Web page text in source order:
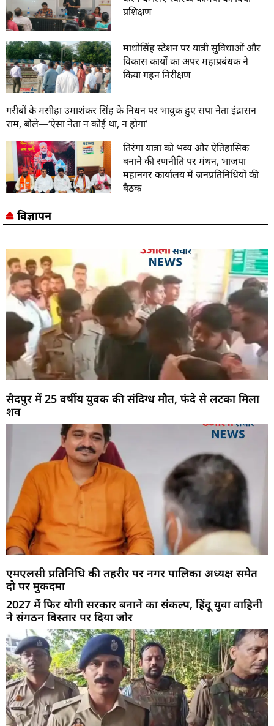
प्रशिक्षण
माधोसिंह स्टेशन पर यात्री सुविधाओं और
विकास कार्यों का अपर महाप्रबंधक ने
किया गहन निरीक्षण
गरीबों के मसीहा उमाशंकर सिंह के निधन पर भावुक हुए सपा नेता इंद्रासन
राम, बोले—‘ऐसा नेता न कोई था, न होगा’
तिरंगा यात्रा को भव्य और ऐतिहासिक
बनाने की रणनीति पर मंथन, भाजपा
महानगर कार्यालय में जनप्रतिनिधियों की
बैठक
विज्ञापन
सैदपुर में 25 वर्षीय युवक की संदिग्ध मौत, फंदे से लटका मिला
शव
एमएलसी प्रतिनिधि की तहरीर पर नगर पालिका अध्यक्ष समेत
दो पर मुकदमा
2027 में फिर योगी सरकार बनाने का संकल्प, हिंदू युवा वाहिनी
ने संगठन विस्तार पर दिया जोर